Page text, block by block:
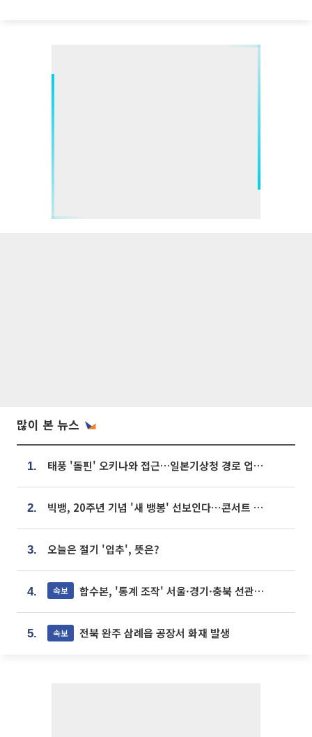
많이 본 뉴스
1. 태풍 '돌핀' 오키나와 접근…일본기상청 경로 업데이트
2. 빅뱅, 20주년 기념 '새 뱅봉' 선보인다⋯콘서트 앞두고 팝업 개최
3. 오늘은 절기 '입추', 뜻은?
4. 속보 합수본, '통계 조작' 서울·경기·충북 선관위 등 추가 압수수색
5. 속보 전북 완주 삼례읍 공장서 화재 발생